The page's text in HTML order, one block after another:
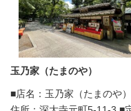
玉乃家（たまのや）
■店名：玉乃家（たまのや